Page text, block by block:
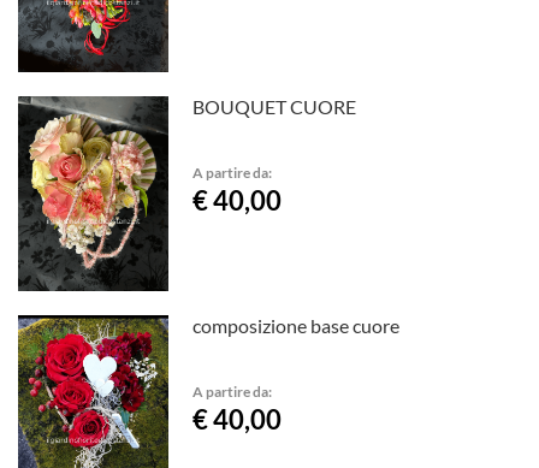
BOUQUET CUORE
A partire da:
€ 40,00
composizione base cuore
A partire da:
€ 40,00